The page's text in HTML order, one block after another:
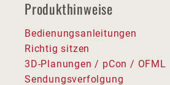
Produkthinweise
Bedienungsanleitungen
Richtig sitzen
3D-Planungen / pCon / OFML
Sendungsverfolgung